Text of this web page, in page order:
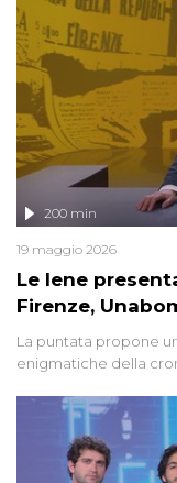
Le Iene
Firenze,
200 min
19 maggio 2026
La puntata propone
enigmatiche della
'90 e il 2000 che,
libertà. Lo speciale
Firenze, le cui
groviglio di dubbi